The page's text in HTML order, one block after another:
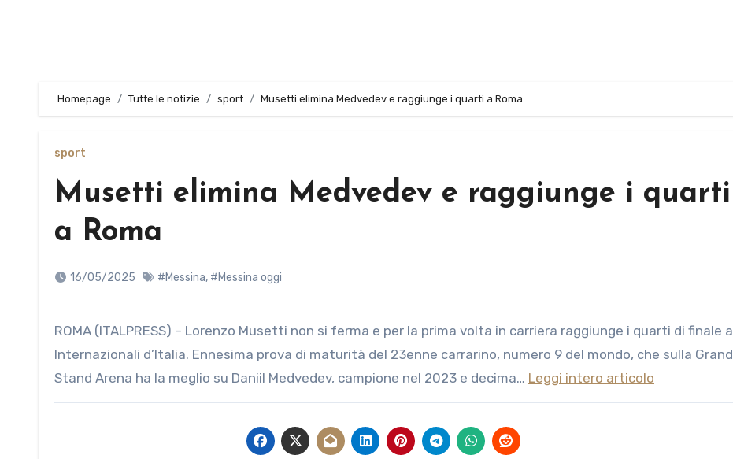
Homepage Tutte le notizie sport Musetti elimina Medvedev e raggiunge i quarti a Roma
sport
Musetti elimina Medvedev e raggiunge i quarti
a Roma
16/05/2025 #Messina, #Messina oggi
ROMA (ITALPRESS) – Lorenzo Musetti non si ferma e per la prima volta in carriera raggiunge i quarti di finale agli
Internazionali d’Italia. Ennesima prova di maturità del 23enne carrarino, numero 9 del mondo, che sulla Grand
Stand Arena ha la meglio su Daniil Medvedev, campione nel 2023 e decima… Leggi intero articolo